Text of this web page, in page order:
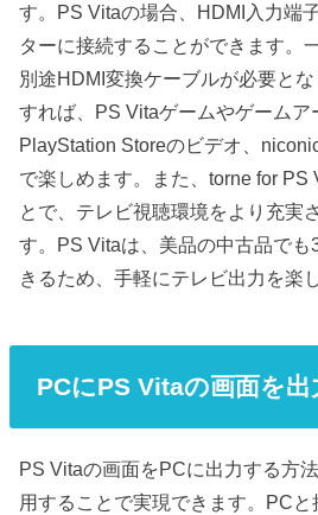
す。PS Vitaの場合、HDMI入力端
ターに接続することができます。
別途HDMI変換ケーブルが必要と
すれば、PS Vitaゲームやゲームア
PlayStation Storeのビデオ、
で楽しめます。また、torne for PS
とで、テレビ視聴環境をより充実
す。PS Vitaは、美品の中古品で
きるため、手軽にテレビ出力を楽
PCにPS Vitaの画面を出
PS Vitaの画面をPCに出力する方
用することで実現できます。PC